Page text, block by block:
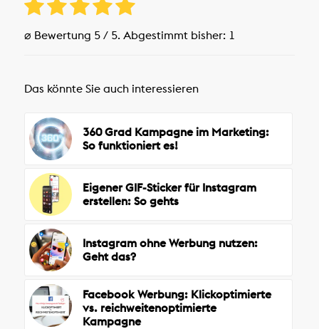
⌀ Bewertung 5/ 5. Abgestimmt bisher: 1
Das könnte Sie auch interessieren
360 Grad Kampagne im Marketing:
So funktioniert es!
Eigener GIF-Sticker für Instagram
erstellen: So gehts
Instagram ohne Werbung nutzen:
Geht das?
Facebook Werbung: Klickoptimierte
vs. reichweitenoptimierte
Kampagne